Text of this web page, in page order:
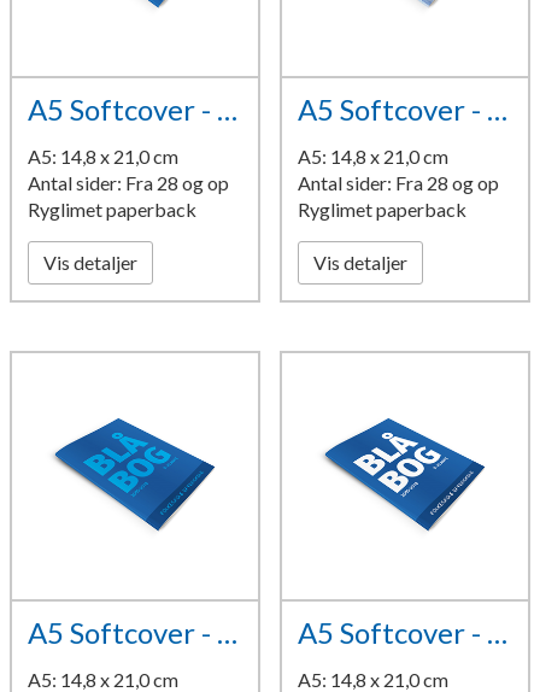
A5 Softcover - design 2
A5: 14,8 x 21,0 cm
Antal sider: Fra 28 og op
Ryglimet paperback
Vis detaljer
A5 Softcover - design 3
A5: 14,8 x 21,0 cm
Antal sider: Fra 28 og op
Ryglimet paperback
Vis detaljer
A5 Softcover - design 4
A5: 14,8 x 21,0 cm
A5 Softcover - design 5
A5: 14,8 x 21,0 cm